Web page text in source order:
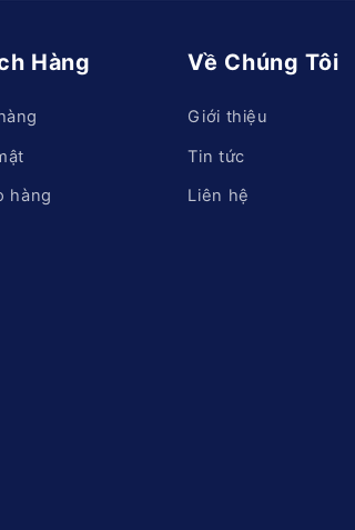
Hàng
hàng
Về Chúng Tôi
Giới thiệu
Tin tức
Liên hệ